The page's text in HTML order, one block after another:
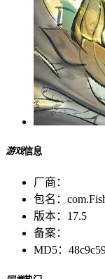
游戏信息
厂商：
包名：
版本： 17.5
备案：
MD5：